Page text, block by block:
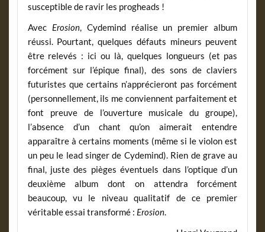
susceptible de ravir les progheads !
Avec Erosion, Cydemind réalise un premier album
réussi. Pourtant, quelques défauts mineurs peuvent
être relevés : ici ou là, quelques longueurs (et pas
forcément sur l’épique final), des sons de claviers
futuristes que certains n’apprécieront pas forcément
(personnellement, ils me conviennent parfaitement et
font preuve de l’ouverture musicale du groupe),
l’absence d’un chant qu’on aimerait entendre
apparaître à certains moments (même si le violon est
un peu le lead singer de Cydemind). Rien de grave au
final, juste des pièges éventuels dans l’optique d’un
deuxième album dont on attendra forcément
beaucoup, vu le niveau qualitatif de ce premier
véritable essai transformé : Erosion.